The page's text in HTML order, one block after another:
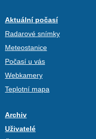
Aktuální počasí
Radarové snímky
Meteostanice
Počasí u vás
Webkamery
Teplotní mapa
Archiv
Uživatelé